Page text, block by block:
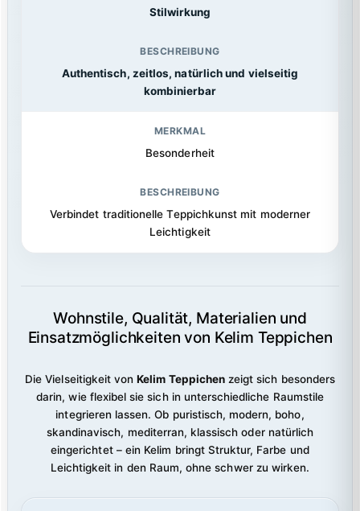
Stilwirkung
Authentisch, zeitlos, natürlich und vielseitig
kombinierbar
Besonderheit
Verbindet traditionelle Teppichkunst mit moderner
Leichtigkeit
Wohnstile, Qualität, Materialien und
Einsatzmöglichkeiten von Kelim Teppichen
Die Vielseitigkeit vonKelim Teppichenzeigt sich besonders
darin, wie flexibel sie sich in unterschiedliche Raumstile
integrieren lassen. Ob puristisch, modern, boho,
skandinavisch, mediterran, klassisch oder natürlich
eingerichtet – ein Kelim bringt Struktur, Farbe und
Leichtigkeit in den Raum, ohne schwer zu wirken.